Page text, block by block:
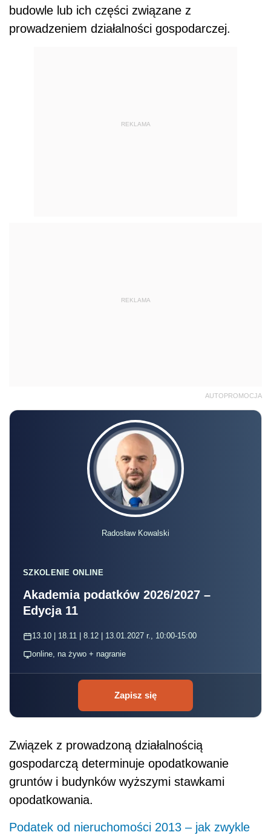
budowle lub ich części związane z
prowadzeniem działalności gospodarczej.
REKLAMA
REKLAMA
AUTOPROMOCJA
Radosław Kowalski
SZKOLENIE ONLINE
Akademia podatków 2026/2027 –
Edycja 11
13.10 | 18.11 | 8.12 | 13.01.2027 r., 10:00-15:00
online, na żywo + nagranie
Zapisz się
Związek z prowadzoną działalnością
gospodarczą determinuje opodatkowanie
gruntów i budynków wyższymi stawkami
opodatkowania.
Podatek od nieruchomości 2013 – jak zwykle